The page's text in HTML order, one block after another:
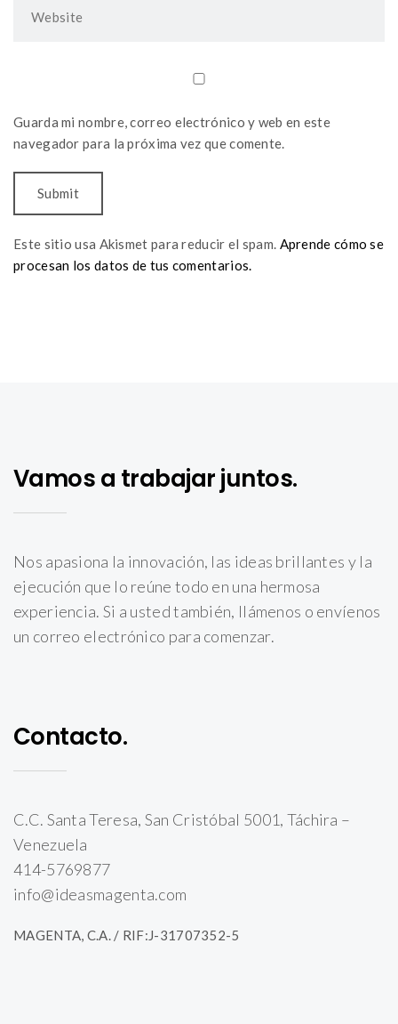
Guarda mi nombre, correo electrónico y web en este
navegador para la próxima vez que comente.
Este sitio usa Akismet para reducir el spam. Aprende cómo se
procesan los datos de tus comentarios.
Vamos a trabajar juntos.
Nos apasiona la innovación, las ideas brillantes y la
ejecución que lo reúne todo en una hermosa
experiencia. Si a usted también, llámenos o envíenos
un correo electrónico para comenzar.
Contacto.
C.C. Santa Teresa, San Cristóbal 5001, Táchira –
Venezuela
414-5769877
info@ideasmagenta.com
MAGENTA, C.A. / RIF:J-31707352-5